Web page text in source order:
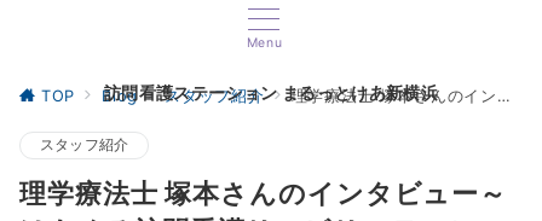
Menu
訪問看護ステーション まるっとけあ新横浜
TOP Blog スタッフ紹介 理学療法士 塚本さんのインタビュー～けあくる訪問看護リハビリステーション新横浜の特徴と理学療法士の役割とは？
スタッフ紹介
理学療法士 塚本さんのインタビュー～